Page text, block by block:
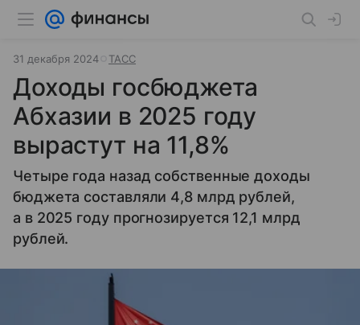
31 декабря 2024 ТАСС
Доходы госбюджета
Абхазии в 2025 году
вырастут на 11,8%
Четыре года назад собственные доходы
бюджета составляли 4,8 млрд рублей,
а в 2025 году прогнозируется 12,1 млрд
рублей.